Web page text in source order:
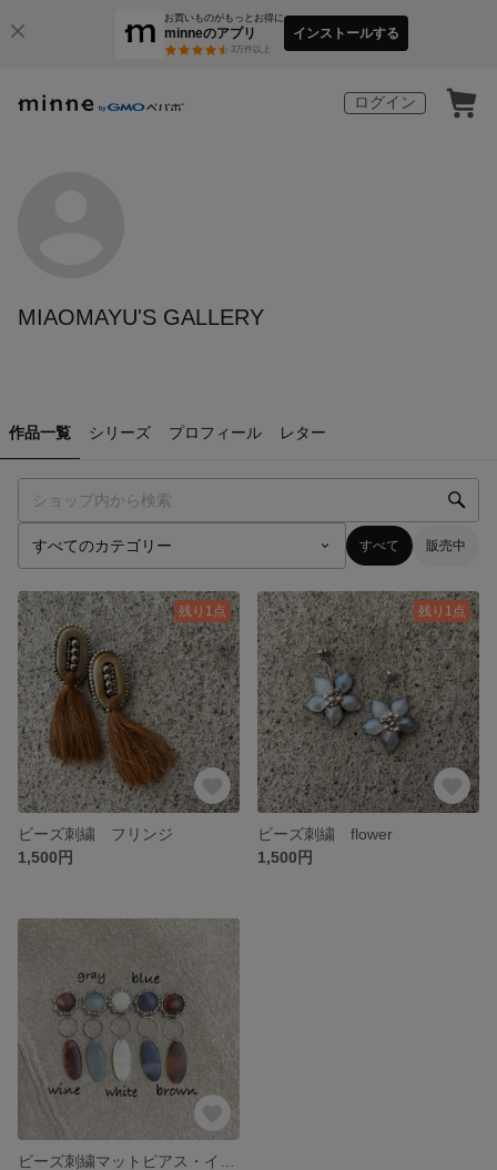
お買いものがもっとお得に
minneのアプリ
3万件以上
インストールする
ログイン
MIAOMAYU'S GALLERY
作品一覧 シリーズ プロフィール レター
すべて 販売中
残り1点
ビーズ刺繍 フリンジ
1,500円
残り1点
ビーズ刺繍 flower
1,500円